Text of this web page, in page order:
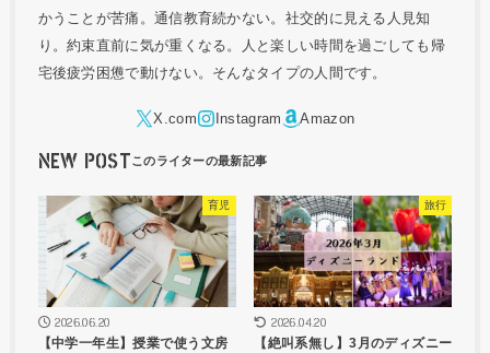
かうことが苦痛。通信教育続かない。社交的に見える人見知
り。約束直前に気が重くなる。人と楽しい時間を過ごしても帰
宅後疲労困憊で動けない。そんなタイプの人間です。
NEW POST
育児
2026.06.20
【中学一年生】授業で使う文房
旅行
2026.04.20
【絶叫系無し】3月のディズニー